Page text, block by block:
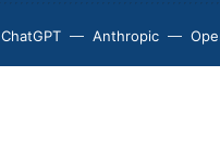
ChatGPT Anthropic